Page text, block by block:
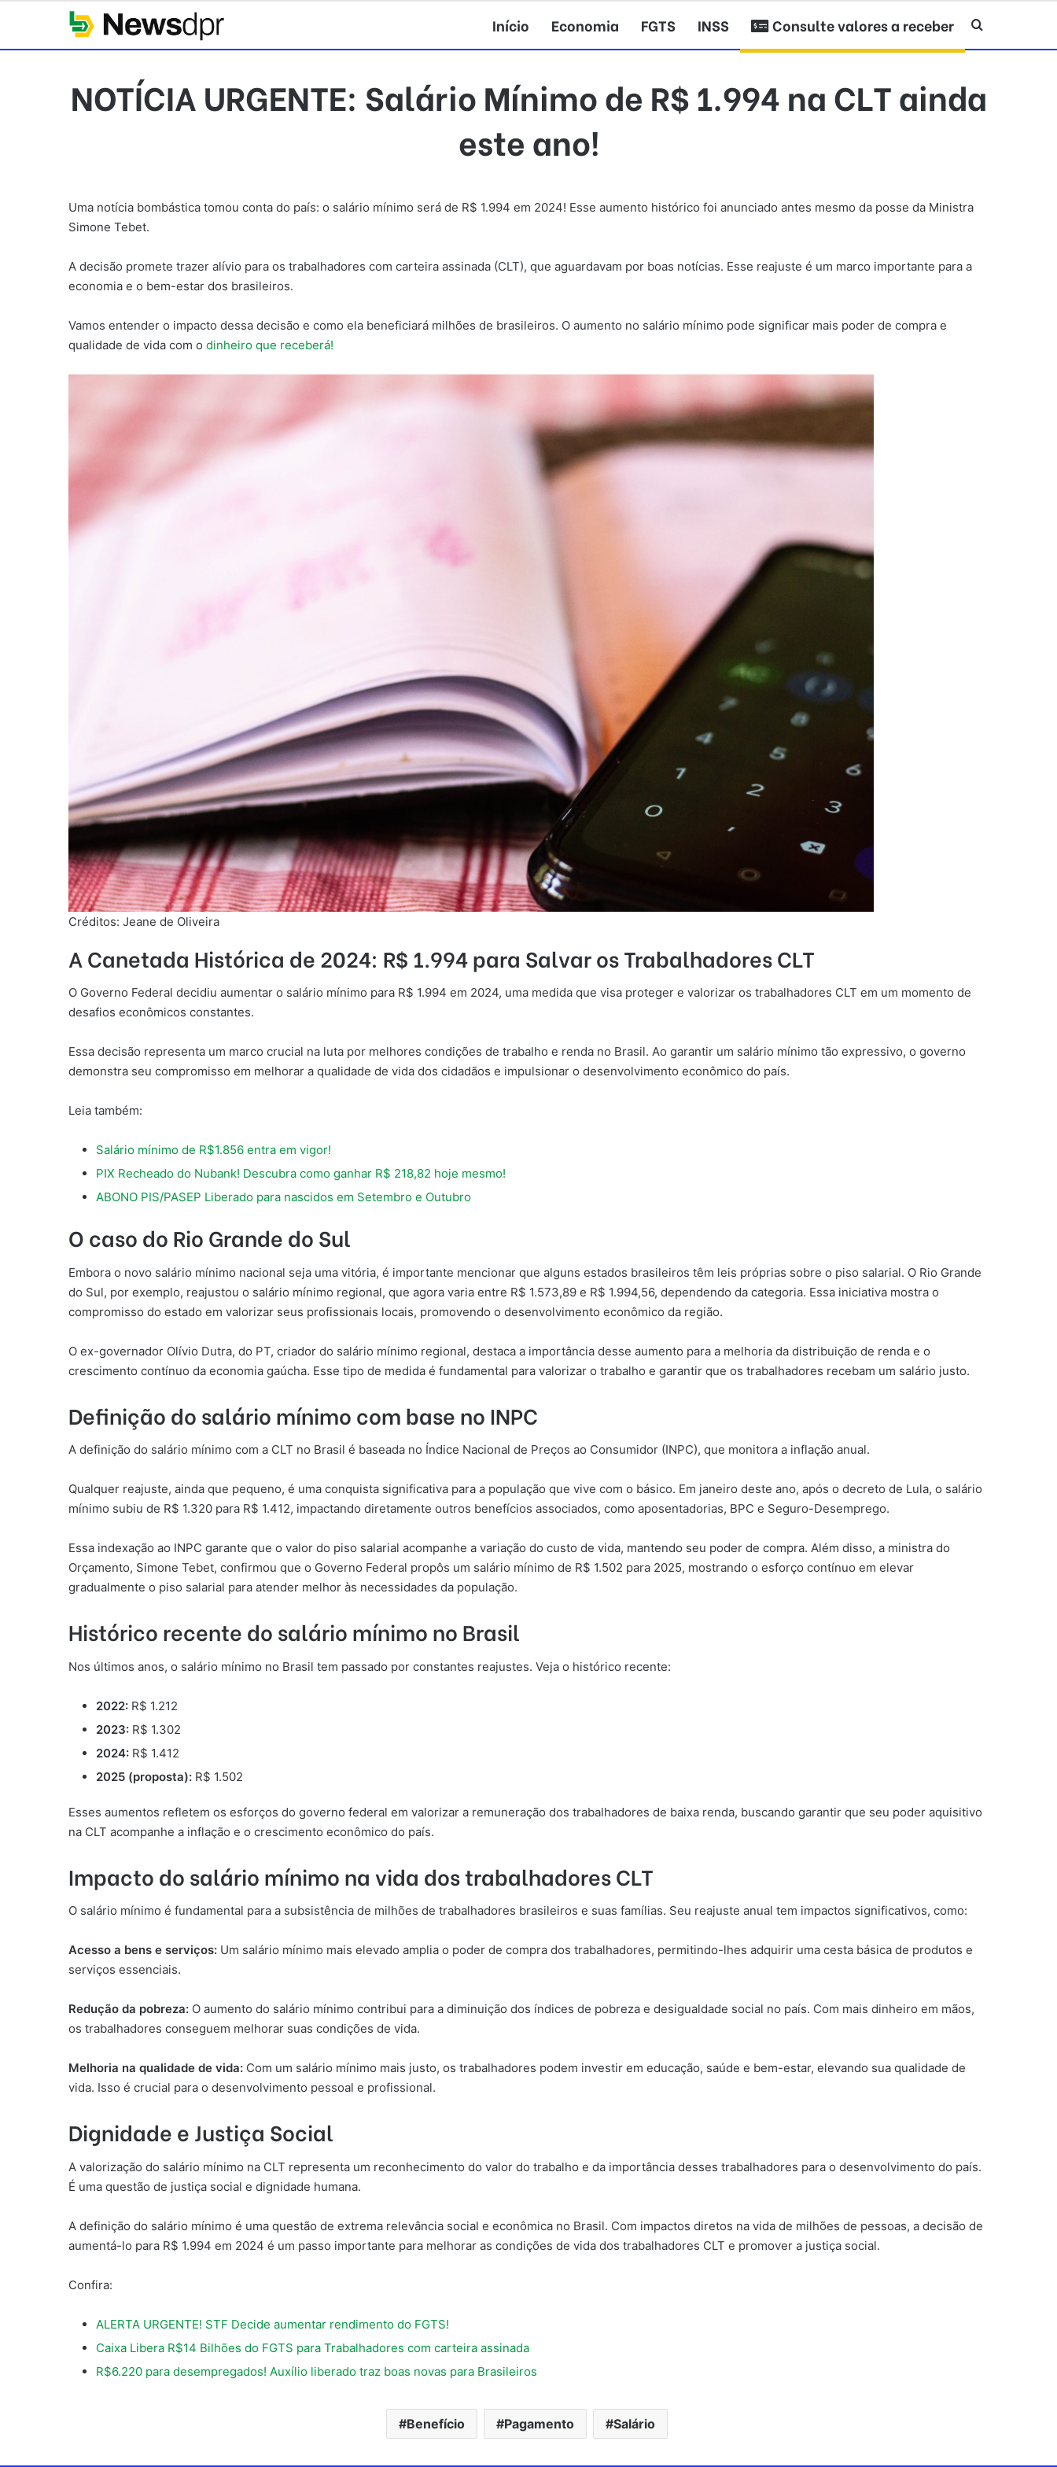
Início Economia FGTS INSS Consulte valores a receber Procurar por
NOTÍCIA URGENTE: Salário Mínimo de R$ 1.994 na CLT ainda
este ano!
Uma notícia bombástica tomou conta do país: o salário mínimo será de R$ 1.994 em 2024! Esse aumento histórico foi anunciado antes mesmo da posse da Ministra
Simone Tebet.
A decisão promete trazer alívio para os trabalhadores com carteira assinada (CLT), que aguardavam por boas notícias. Esse reajuste é um marco importante para a
economia e o bem-estar dos brasileiros.
Vamos entender o impacto dessa decisão e como ela beneficiará milhões de brasileiros. O aumento no salário mínimo pode significar mais poder de compra e
qualidade de vida com o dinheiro que receberá!
Créditos: Jeane de Oliveira
A Canetada Histórica de 2024: R$ 1.994 para Salvar os Trabalhadores CLT
O Governo Federal decidiu aumentar o salário mínimo para R$ 1.994 em 2024, uma medida que visa proteger e valorizar os trabalhadores CLT em um momento de
desafios econômicos constantes.
Essa decisão representa um marco crucial na luta por melhores condições de trabalho e renda no Brasil. Ao garantir um salário mínimo tão expressivo, o governo
demonstra seu compromisso em melhorar a qualidade de vida dos cidadãos e impulsionar o desenvolvimento econômico do país.
Leia também:
Salário mínimo de R$1.856 entra em vigor!
PIX Recheado do Nubank! Descubra como ganhar R$ 218,82 hoje mesmo!
ABONO PIS/PASEP Liberado para nascidos em Setembro e Outubro
O caso do Rio Grande do Sul
Embora o novo salário mínimo nacional seja uma vitória, é importante mencionar que alguns estados brasileiros têm leis próprias sobre o piso salarial. O Rio Grande
do Sul, por exemplo, reajustou o salário mínimo regional, que agora varia entre R$ 1.573,89 e R$ 1.994,56, dependendo da categoria. Essa iniciativa mostra o
compromisso do estado em valorizar seus profissionais locais, promovendo o desenvolvimento econômico da região.
O ex-governador Olívio Dutra, do PT, criador do salário mínimo regional, destaca a importância desse aumento para a melhoria da distribuição de renda e o
crescimento contínuo da economia gaúcha. Esse tipo de medida é fundamental para valorizar o trabalho e garantir que os trabalhadores recebam um salário justo.
Definição do salário mínimo com base no INPC
A definição do salário mínimo com a CLT no Brasil é baseada no Índice Nacional de Preços ao Consumidor (INPC), que monitora a inflação anual.
Qualquer reajuste, ainda que pequeno, é uma conquista significativa para a população que vive com o básico. Em janeiro deste ano, após o decreto de Lula, o salário
mínimo subiu de R$ 1.320 para R$ 1.412, impactando diretamente outros benefícios associados, como aposentadorias, BPC e Seguro-Desemprego.
Essa indexação ao INPC garante que o valor do piso salarial acompanhe a variação do custo de vida, mantendo seu poder de compra. Além disso, a ministra do
Orçamento, Simone Tebet, confirmou que o Governo Federal propôs um salário mínimo de R$ 1.502 para 2025, mostrando o esforço contínuo em elevar
gradualmente o piso salarial para atender melhor às necessidades da população.
Histórico recente do salário mínimo no Brasil
Nos últimos anos, o salário mínimo no Brasil tem passado por constantes reajustes. Veja o histórico recente:
2022: R$ 1.212
2023: R$ 1.302
2024: R$ 1.412
2025 (proposta): R$ 1.502
Esses aumentos refletem os esforços do governo federal em valorizar a remuneração dos trabalhadores de baixa renda, buscando garantir que seu poder aquisitivo
na CLT acompanhe a inflação e o crescimento econômico do país.
Impacto do salário mínimo na vida dos trabalhadores CLT
O salário mínimo é fundamental para a subsistência de milhões de trabalhadores brasileiros e suas famílias. Seu reajuste anual tem impactos significativos, como:
Acesso a bens e serviços: Um salário mínimo mais elevado amplia o poder de compra dos trabalhadores, permitindo-lhes adquirir uma cesta básica de produtos e
serviços essenciais.
Redução da pobreza: O aumento do salário mínimo contribui para a diminuição dos índices de pobreza e desigualdade social no país. Com mais dinheiro em mãos,
os trabalhadores conseguem melhorar suas condições de vida.
Melhoria na qualidade de vida: Com um salário mínimo mais justo, os trabalhadores podem investir em educação, saúde e bem-estar, elevando sua qualidade de
vida. Isso é crucial para o desenvolvimento pessoal e profissional.
Dignidade e Justiça Social
A valorização do salário mínimo na CLT representa um reconhecimento do valor do trabalho e da importância desses trabalhadores para o desenvolvimento do país.
É uma questão de justiça social e dignidade humana.
A definição do salário mínimo é uma questão de extrema relevância social e econômica no Brasil. Com impactos diretos na vida de milhões de pessoas, a decisão de
aumentá-lo para R$ 1.994 em 2024 é um passo importante para melhorar as condições de vida dos trabalhadores CLT e promover a justiça social.
Confira:
ALERTA URGENTE! STF Decide aumentar rendimento do FGTS!
Caixa Libera R$14 Bilhões do FGTS para Trabalhadores com carteira assinada
R$6.220 para desempregados! Auxílio liberado traz boas novas para Brasileiros
Benefício Pagamento Salário